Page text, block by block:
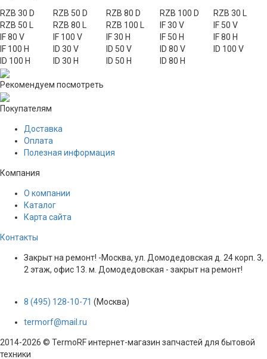
RZB 30 D RZB 50 D RZB 80 D RZB 100 D
RZB 30 L
RZB 50 L
RZB 80 L RZB 100 L IF 30 V
IF 50 V
IF 80 V
IF 100 V IF 30 Н IF 50 Н
IF 80 Н
IF 100 H
ID 30 V ID 50 V ID 80 V
ID 100 V
ID 100 H
ID 30 Н ID 50 Н ID 80 Н
Рекомендуем посмотреть
Покупателям
Доставка
Оплата
Полезная информация
Компания
О компании
Каталог
Карта сайта
Контакты
Закрыт на ремонт! -Москва, ул. Домодедовская д. 24 корп. 3,
2 этаж, офис 13. м. Домодедовская - закрыт на ремонт!
8 (495) 128-10-71 (Москва)
termorf@mail.ru
2014-2026 © TermoRF интернет-магазин запчастей для бытовой
техники